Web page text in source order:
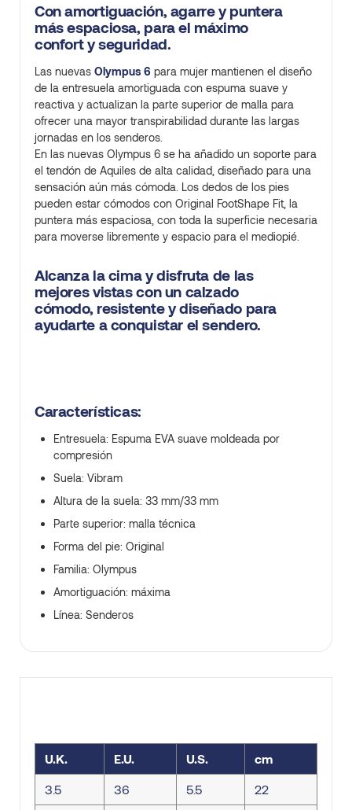
Con amortiguación, agarre y puntera
más espaciosa, para el máximo
confort y seguridad.
Las nuevas Olympus 6 para mujer mantienen el diseño
de la entresuela amortiguada con espuma suave y
reactiva y actualizan la parte superior de malla para
ofrecer una mayor transpirabilidad durante las largas
jornadas en los senderos.
En las nuevas Olympus 6 se ha añadido un soporte para
el tendón de Aquiles de alta calidad, diseñado para una
sensación aún más cómoda. Los dedos de los pies
pueden estar cómodos con Original FootShape Fit, la
puntera más espaciosa, con toda la superficie necesaria
para moverse libremente y espacio para el mediopié.
Alcanza la cima y disfruta de las
mejores vistas con un calzado
cómodo, resistente y diseñado para
ayudarte a conquistar el sendero.
Características:
Entresuela: Espuma EVA suave moldeada por
compresión
Suela: Vibram
Altura de la suela: 33 mm/33 mm
Parte superior: malla técnica
Forma del pie: Original
Familia: Olympus
Amortiguación: máxima
Línea: Senderos
U.K. E.U. U.S. cm
3.5 36 5.5 22